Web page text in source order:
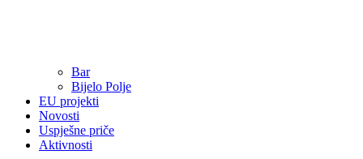
Bar
Bijelo Polje
EU projekti
Novosti
Uspješne priče
Aktivnosti